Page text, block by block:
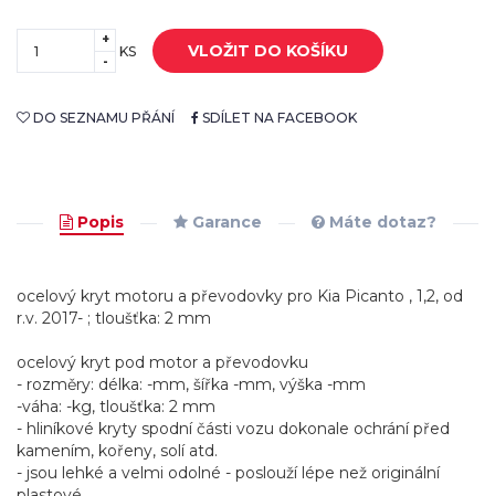
+
-
KS VLOŽIT DO KOŠÍKU
DO SEZNAMU PŘÁNÍ SDÍLET NA FACEBOOK
Popis Garance Máte dotaz?
ocelový kryt motoru a převodovky pro Kia Picanto , 1,2, od
r.v. 2017- ; tloušťka: 2 mm
ocelový kryt pod motor a převodovku
- rozměry: délka: -mm, šířka -mm, výška -mm
-váha: -kg, tloušťka: 2 mm
- hliníkové kryty spodní části vozu dokonale ochrání před
kamením, kořeny, solí atd.
- jsou lehké a velmi odolné - poslouží lépe než originální